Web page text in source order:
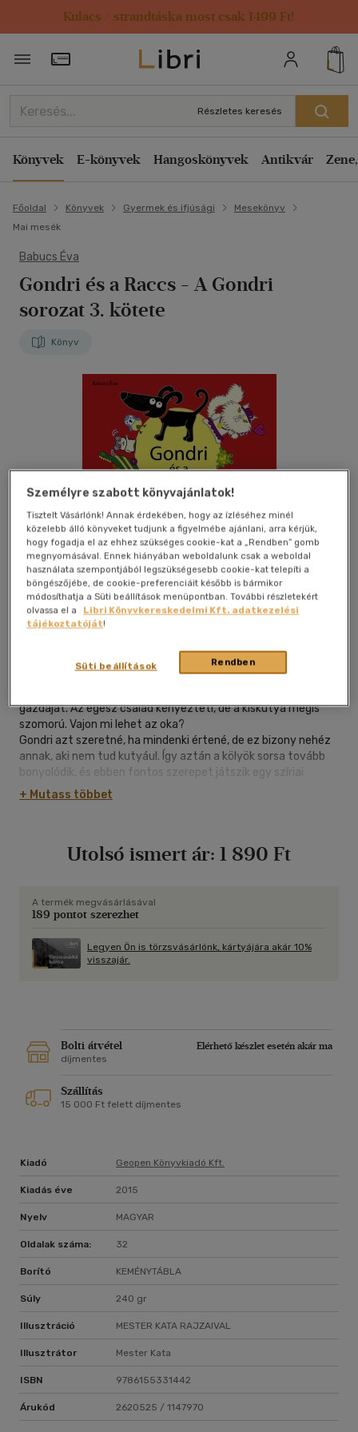
Kulacs / strandtáska most csak 1499 Ft!
Törzsvásárlói Kártya adatai
Részletes keresés
Könyvek E-könyvek Hangoskönyvek Antikvár
Főoldal Könyvek Gyermek és ifjúsági
Mesekönyv
Mai mesék
Babucs Éva
Gondri és a Raccs - A Gondri
sorozat 3. kötete
Könyv
Kívánságlistához adom
gazdáját. Az egész család kényezteti, de a kiskutya mégis
szomorú. Vajon mi lehet az oka?
Gondri azt szeretné, ha mindenki értené, de ez bizony nehéz
annak, aki nem tud kutyául. Így aztán a kölyök sorsa tovább
bonyolódik, és ebben fontos szerepet játszik egy szíriai
aranyhörcsög,a világ legszebb macskája és egy beszélő
papagáj is.
+ Mutass többet
Utolsó ismert ár: 1 890 Ft
A termék megvásárlásával
189 pontot szerezhet
Legyen Ön is törzsvásárlónk, kártyájára akár 10%
visszajár.
Bolti átvétel
Elérhető készlet esetén akár ma
díjmentes
Szállítás
15 000 Ft felett díjmentes
Kiadó Geopen Könyvkiadó Kft.
Kiadás éve 2015
Nyelv MAGYAR
Oldalak száma: 32
Borító KEMÉNYTÁBLA
Súly 240 gr
Illusztráció MESTER KATA RAJZAIVAL
Illusztrátor Mester Kata
ISBN 9786155331442
Árukód 2620525 / 1147970
Személyre szabott könyvajánlatok!
Tisztelt Vásárlónk! Annak érdekében, hogy az ízléséhez minél
közelebb álló könyveket tudjunk a figyelmébe ajánlani, arra kérjük,
hogy fogadja el az ehhez szükséges cookie-kat a „Rendben” gomb
megnyomásával. Ennek hiányában weboldalunk csak a weboldal
használata szempontjából legszükségesebb cookie-kat telepíti a
böngészőjébe, de cookie-preferenciáit később is bármikor
módosíthatja a Süti beállítások menüpontban. További részletekért
olvassa el a
Libri Könyvkereskedelmi Kft. adatkezelési
tájékoztatóját!
Rendben
Süti beállítások